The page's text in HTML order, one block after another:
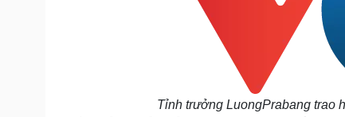
Tỉnh trưởng LuongPrabang trao